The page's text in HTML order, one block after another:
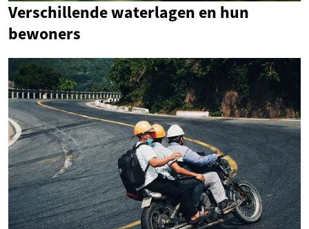
Verschillende waterlagen en hun
bewoners